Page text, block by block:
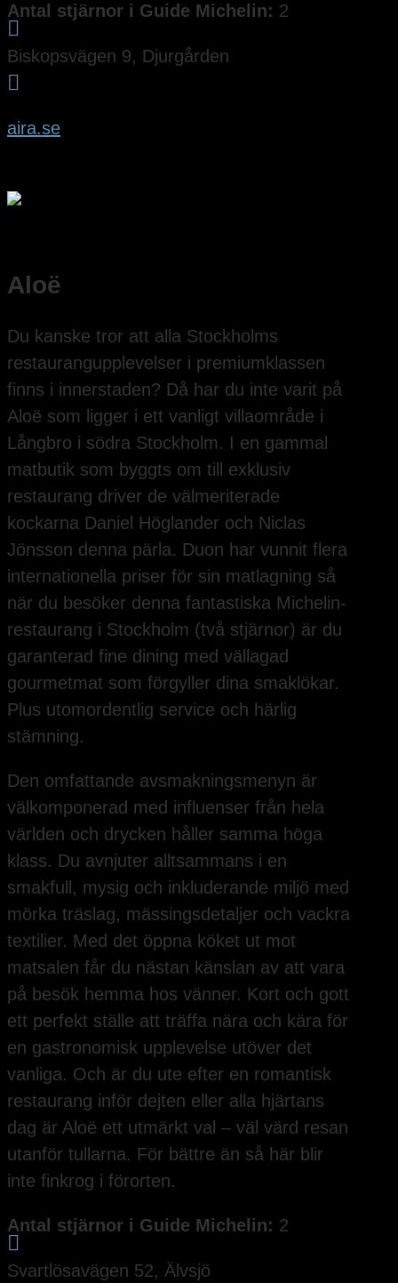
Antal stjärnor i Guide Michelin: 2

Biskopsvägen 9, Djurgården

aira.se
Aloë
Du kanske tror att alla Stockholms
restaurangupplevelser i premiumklassen
finns i innerstaden? Då har du inte varit på
Aloë som ligger i ett vanligt villaområde i
Långbro i södra Stockholm. I en gammal
matbutik som byggts om till exklusiv
restaurang driver de välmeriterade
kockarna Daniel Höglander och Niclas
Jönsson denna pärla. Duon har vunnit flera
internationella priser för sin matlagning så
när du besöker denna fantastiska Michelin-
restaurang i Stockholm (två stjärnor) är du
garanterad fine dining med vällagad
gourmetmat som förgyller dina smaklökar.
Plus utomordentlig service och härlig
stämning.
Den omfattande avsmakningsmenyn är
välkomponerad med influenser från hela
världen och drycken håller samma höga
klass. Du avnjuter alltsammans i en
smakfull, mysig och inkluderande miljö med
mörka träslag, mässingsdetaljer och vackra
textilier. Med det öppna köket ut mot
matsalen får du nästan känslan av att vara
på besök hemma hos vänner. Kort och gott
ett perfekt ställe att träffa nära och kära för
en gastronomisk upplevelse utöver det
vanliga. Och är du ute efter en romantisk
restaurang inför dejten eller alla hjärtans
dag är Aloë ett utmärkt val – väl värd resan
utanför tullarna. För bättre än så här blir
inte finkrog i förorten.
Antal stjärnor i Guide Michelin: 2

Svartlösavägen 52, Älvsjö